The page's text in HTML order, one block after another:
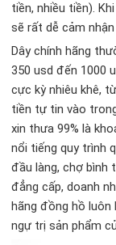
tiền, nhiều tiền).
sẽ rất dễ cảm
Dây chính hãng
350 usd đến 1000
cực kỳ nhiêu khê,
tiền tự tin vào
xin thưa 99% là
nổi tiếng quy trình
đầu làng, chợ bình
đẳng cấp, doanh
hãng đồng hồ luôn
ngự trị sản phẩm